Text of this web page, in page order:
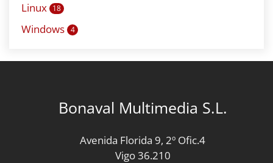
Linux 18
Windows 4
Bonaval Multimedia S.L.
Avenida Florida 9, 2º Ofic.4
Vigo 36.210